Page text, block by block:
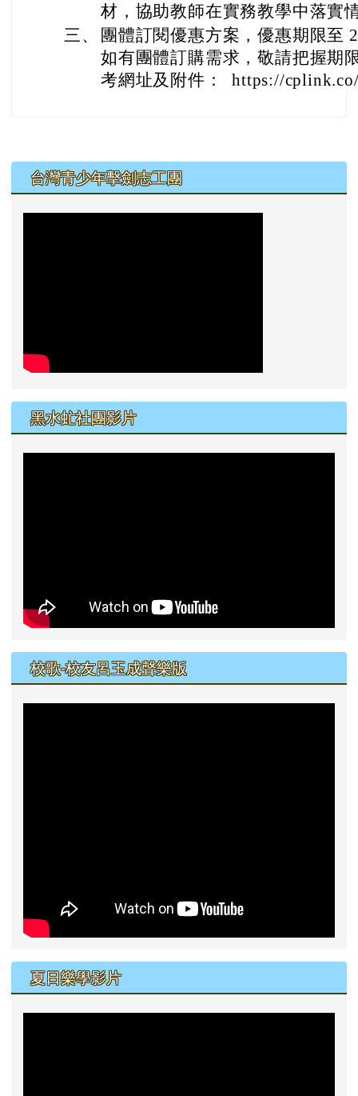
材，協助教師在實務教學中落實
三、
團體訂閱優惠方案，優惠期限至
如有團體訂購需求，敬請把握期
考網址及附件： https://
左邊區域內容
台灣青少年擊劍志工團
黑水虻社團影片
校歌-校友呂玉成聲樂版
夏日樂學影片